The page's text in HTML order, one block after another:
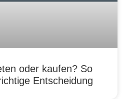
oder kaufen? So
Entscheidung